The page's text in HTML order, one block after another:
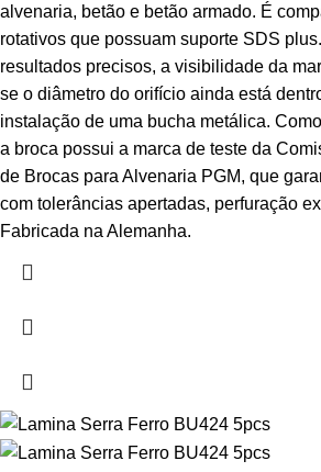
alvenaria, betão e betão armado. É
rotativos que possuam suporte SDS
resultados precisos, a visibilidade da
se o diâmetro do orifício ainda está
instalação de uma bucha metálica.
a broca possui a marca de teste da
de Brocas para Alvenaria PGM, que
com tolerâncias apertadas, perfuração
Fabricada na Alemanha.